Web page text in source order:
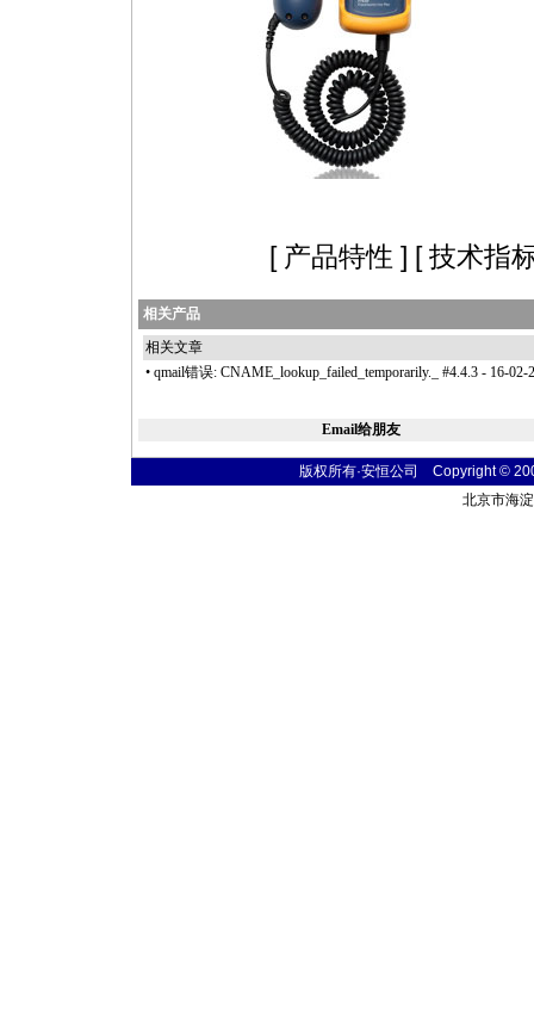
[ 产品特性 ] [技术指
相关产品
相关文章
• qmail错误: CNAME_lookup_failed_temporarily._ #4.4.3 - 16-02-
Email给朋友
版权所有·安恒公司 Copyright ©
北京市海